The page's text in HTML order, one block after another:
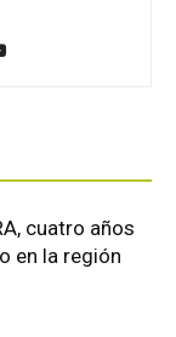
cuatro años
en la región